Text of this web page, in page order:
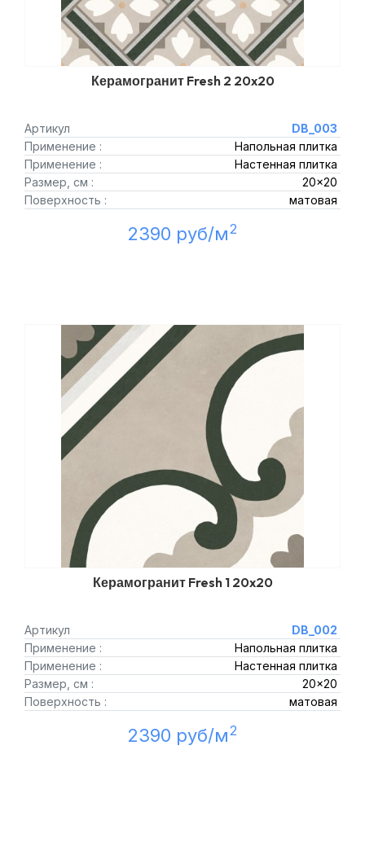
Керамогранит Fresh 2 20x20
Артикул
DB_003
Применение :
Напольная плитка
Применение :
Настенная плитка
Размер, см :
20x20
Поверхность :
матовая
2390 руб/м2
Керамогранит Fresh 1 20x20
Артикул
DB_002
Применение :
Напольная плитка
Применение :
Настенная плитка
Размер, см :
20x20
Поверхность :
матовая
2390 руб/м2